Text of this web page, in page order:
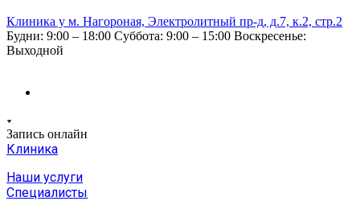
Клиника у м. Нагороная, Электролитный пр-д, д.7, к.2, стр.2
Будни: 9:00 – 18:00 Суббота: 9:00 – 15:00 Воскресенье:
Выходной
Запись онлайн
Клиника
Наши услуги
Специалисты